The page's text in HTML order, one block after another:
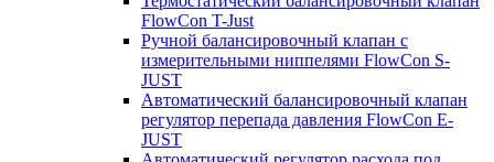
FlowСon T-Just
Ручной балансировочный клапан с
измерительными ниппелями FlowСon S-
JUST
Автоматический балансировочный клапан
регулятор перепада давления FlowСon E-
JUST